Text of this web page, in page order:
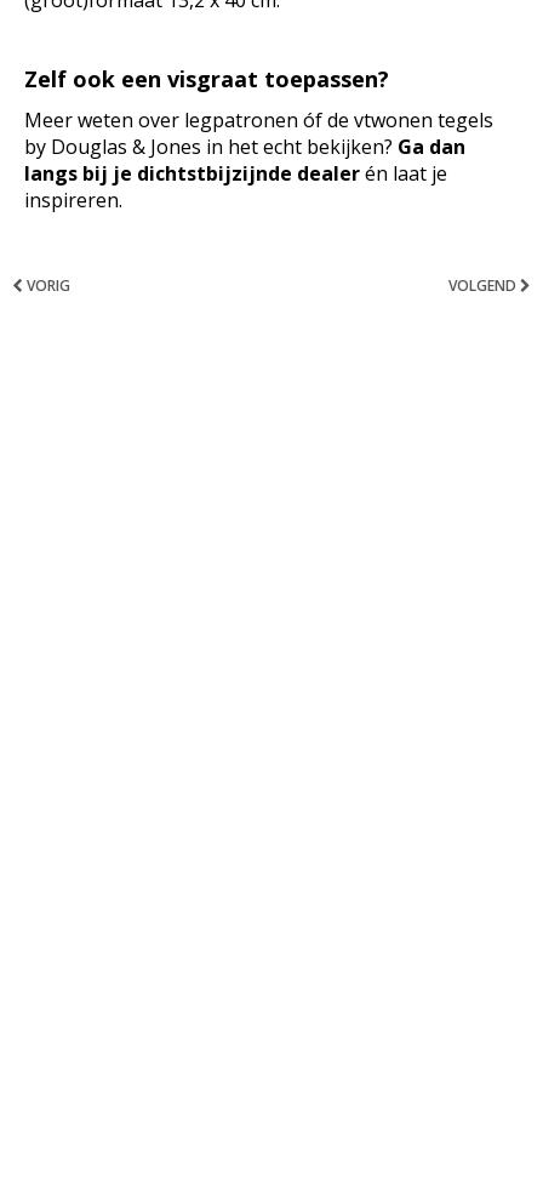
Zelf ook een visgraat toepassen?
Meer weten over legpatronen óf de vtwonen tegels
by Douglas & Jones in het echt bekijken? Ga dan
langs bij je dichtstbijzijnde dealerén laat je
inspireren.
VORIG VOLGEND